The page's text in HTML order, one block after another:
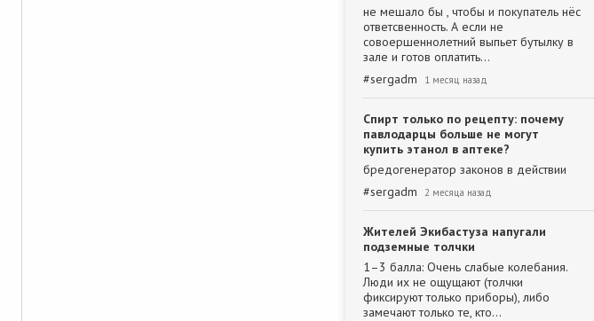
не мешало бы , чтобы и покупатель нёс
ответсвенность. А если не
совоершеннолетний выпьет бутылку в
зале и готов оплатить…
#sergadm 1 месяц назад
Спирт только по рецепту: почему
павлодарцы больше не могут
купить этанол в аптеке?
бредогенератор законов в действии
#sergadm 2 месяца назад
Жителей Экибастуза напугали
подземные толчки
1–3 балла: Очень слабые колебания.
Люди их не ощущают (толчки
фиксируют только приборы), либо
замечают только те, кто…